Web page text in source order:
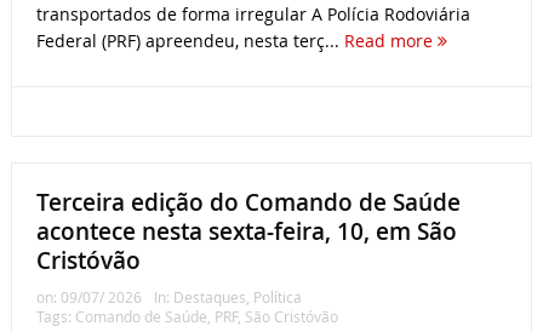
transportados de forma irregular A Polícia Rodoviária
Federal (PRF) apreendeu, nesta terç... Read more
Terceira edição do Comando de Saúde
acontece nesta sexta-feira, 10, em São
Cristóvão
on: 09/07/ 2026 In: Destaques, Política
Tags: Comando de Saúde, PRF, São Cristóvão